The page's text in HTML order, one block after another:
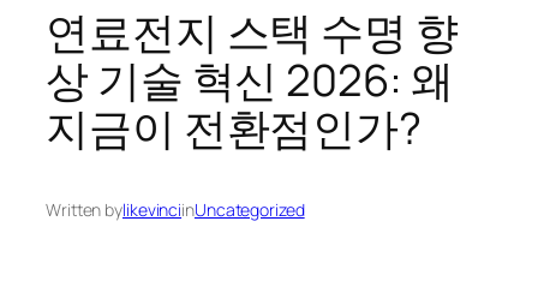
연료전지 스택 수명 향
상 기술 혁신 2026: 왜
지금이 전환점인가?
Written bylikevinciinUncategorized